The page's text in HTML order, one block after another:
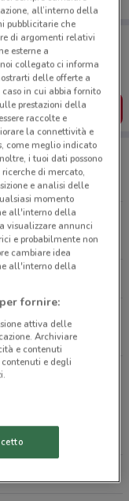
te!
negozi vicino a te,
comodamente
nelle vicinanze
all’interno della
pubblicitarie che
di argomenti relativi
esterne a
collegato ci informa
delle offerte a
in cui abbia fornito
prestazioni della
raccolte e
la connettività e
come meglio indicato
i tuoi dati possono
di mercato,
e analisi delle
momento
all'interno della
visualizzare annunci
e probabilmente non
cambiare idea
all'interno della
fornire:
attiva delle
Archiviare
e contenuti
e degli